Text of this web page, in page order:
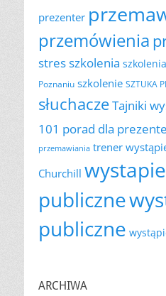
prezenter
przemówienia
stresszkolenia
Poznaniu szkolenie SZTUKA
słuchaczeTajniki
101 porad dla
przemawiania trener
Churchill
publiczne
publiczne
ARCHIWA